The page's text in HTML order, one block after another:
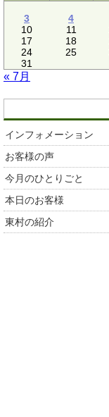
3
4
10
11
17
18
24
25
31
« 7月
インフォメーション
お客様の声
今月のひとりごと
本日のお客様
東村の紹介